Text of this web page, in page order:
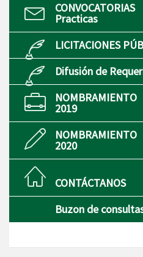
CONVOCATORIAS
Practicas
LICITACIONES
Difusión de
NOMBRAMIENTO
2019
NOMBRAMIENTO
2020
CONTÁCTANOS
Buzon de